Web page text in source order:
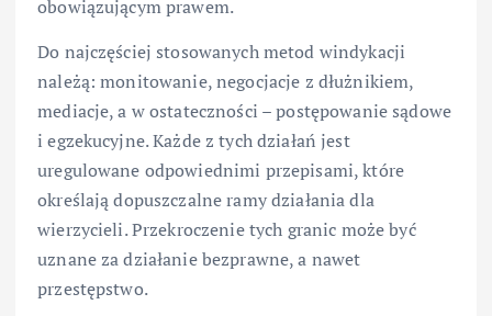
obowiązującym prawem.
Do najczęściej stosowanych metod windykacji
należą: monitowanie, negocjacje z dłużnikiem,
mediacje, a w ostateczności – postępowanie sądowe
i egzekucyjne. Każde z tych działań jest
uregulowane odpowiednimi przepisami, które
określają dopuszczalne ramy działania dla
wierzycieli. Przekroczenie tych granic może być
uznane za działanie bezprawne, a nawet
przestępstwo.